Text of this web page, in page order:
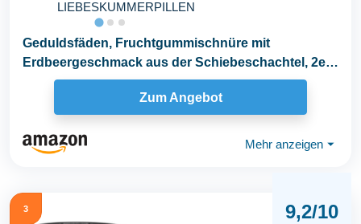
LIEBESKUMMERPILLEN
Geduldsfäden, Fruchtgummischnüre mit
Erdbeergeschmack aus der Schiebeschachtel, 2er
Pack (48g...
Zum Angebot
Mehr anzeigen ⏷
3 9,2/10